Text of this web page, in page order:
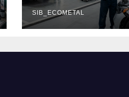
наличие
оригинальных
запчастей
сроки
SIB_ECOMETAL